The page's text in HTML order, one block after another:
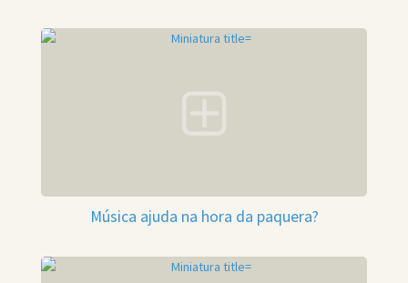
Música ajuda na hora da paquera?